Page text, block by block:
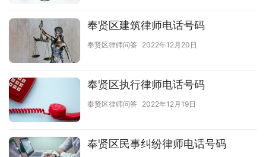
奉贤区建筑律师电话号码
奉贤区律师问答 2022年12月20日
奉贤区执行律师电话号码
奉贤区律师问答 2022年12月19日
奉贤区民事纠纷律师电话号码